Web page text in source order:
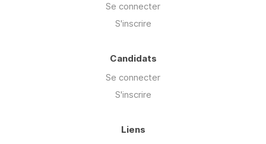
Se connecter
S'inscrire
Candidats
Se connecter
S'inscrire
Liens